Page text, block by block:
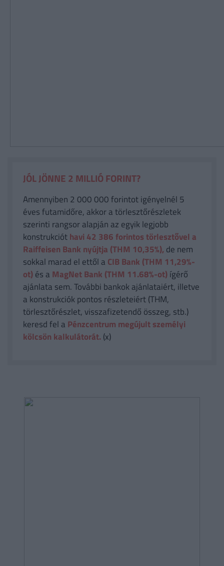
JÓL JÖNNE 2 MILLIÓ FORINT?
Amennyiben 2 000 000 forintot igényelnél 5
éves futamidőre, akkor a törlesztőrészletek
szerinti rangsor alapján az egyik legjobb
konstrukcióthavi 42 386 forintos törlesztővel a
Raiffeisen Bank nyújtja (THM 10,35%), de nem
sokkal marad el ettől a CIB Bank (THM 11,29%-
ot)és a MagNet Bank (THM 11.68%-ot)ígérő
ajánlata sem. További bankok ajánlataiért, illetve
a konstrukciók pontos részleteiért (THM,
törlesztőrészlet, visszafizetendő összeg, stb.)
keresd fel a Pénzcentrum megújult személyi
kölcsön kalkulátorát. (x)